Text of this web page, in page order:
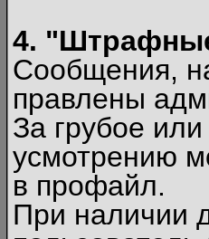
4.
Сообщения,
правлены
За грубое
усмотрению
в профайл.
При наличии